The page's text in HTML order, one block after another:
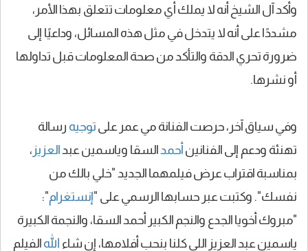
وأكد آل الشيخ أنه لا يملك أي معلومات تتعلق بهذا الأمر،
مشددًا على أنه لا يتدخل في مثل هذه المسائل، وداعيًا إلى
ضرورة تحري الدقة والتأكد من صحة المعلومات قبل تداولها
أو نشرها.
وفي سياق آخر، حرصت الفنانة مي عمر على توجيه رسالة
تهنئة ودعم إلى الفنانين أحمد السقا وياسمين عبد العزيز ،
بمناسبة اقتراب عرض فيلمهما الجديد "خلي بالك من
نفسك". وكتبت عبر حسابها الرسمي على "إنستغرام":
"مبروك أخويا الجدع والنجم الكبير أحمد السقا، والنجمة الكبيرة
ياسمين عبد العزيز اللي كلنا بنحب أفلامها، إن شاء الله الفيلم